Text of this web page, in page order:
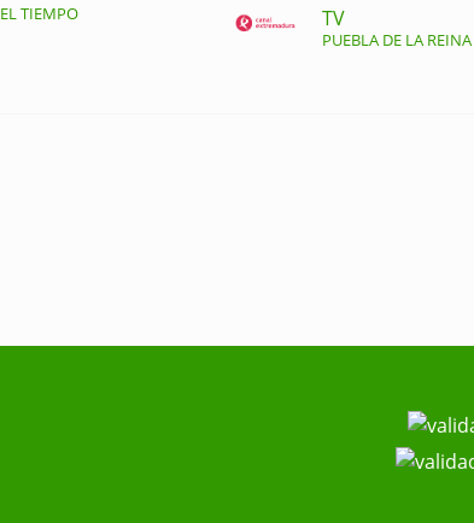
EL TIEMPO
TV
PUEBLA DE LA